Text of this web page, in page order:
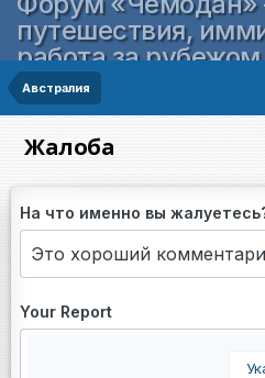
путешествия,
работа за рубежом
Австралия
Жалоба
На что именно вы
Your Report